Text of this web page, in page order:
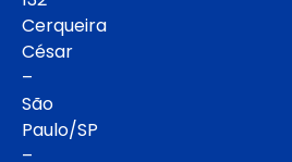
Cerqueira
César
–
São
Paulo/SP
–